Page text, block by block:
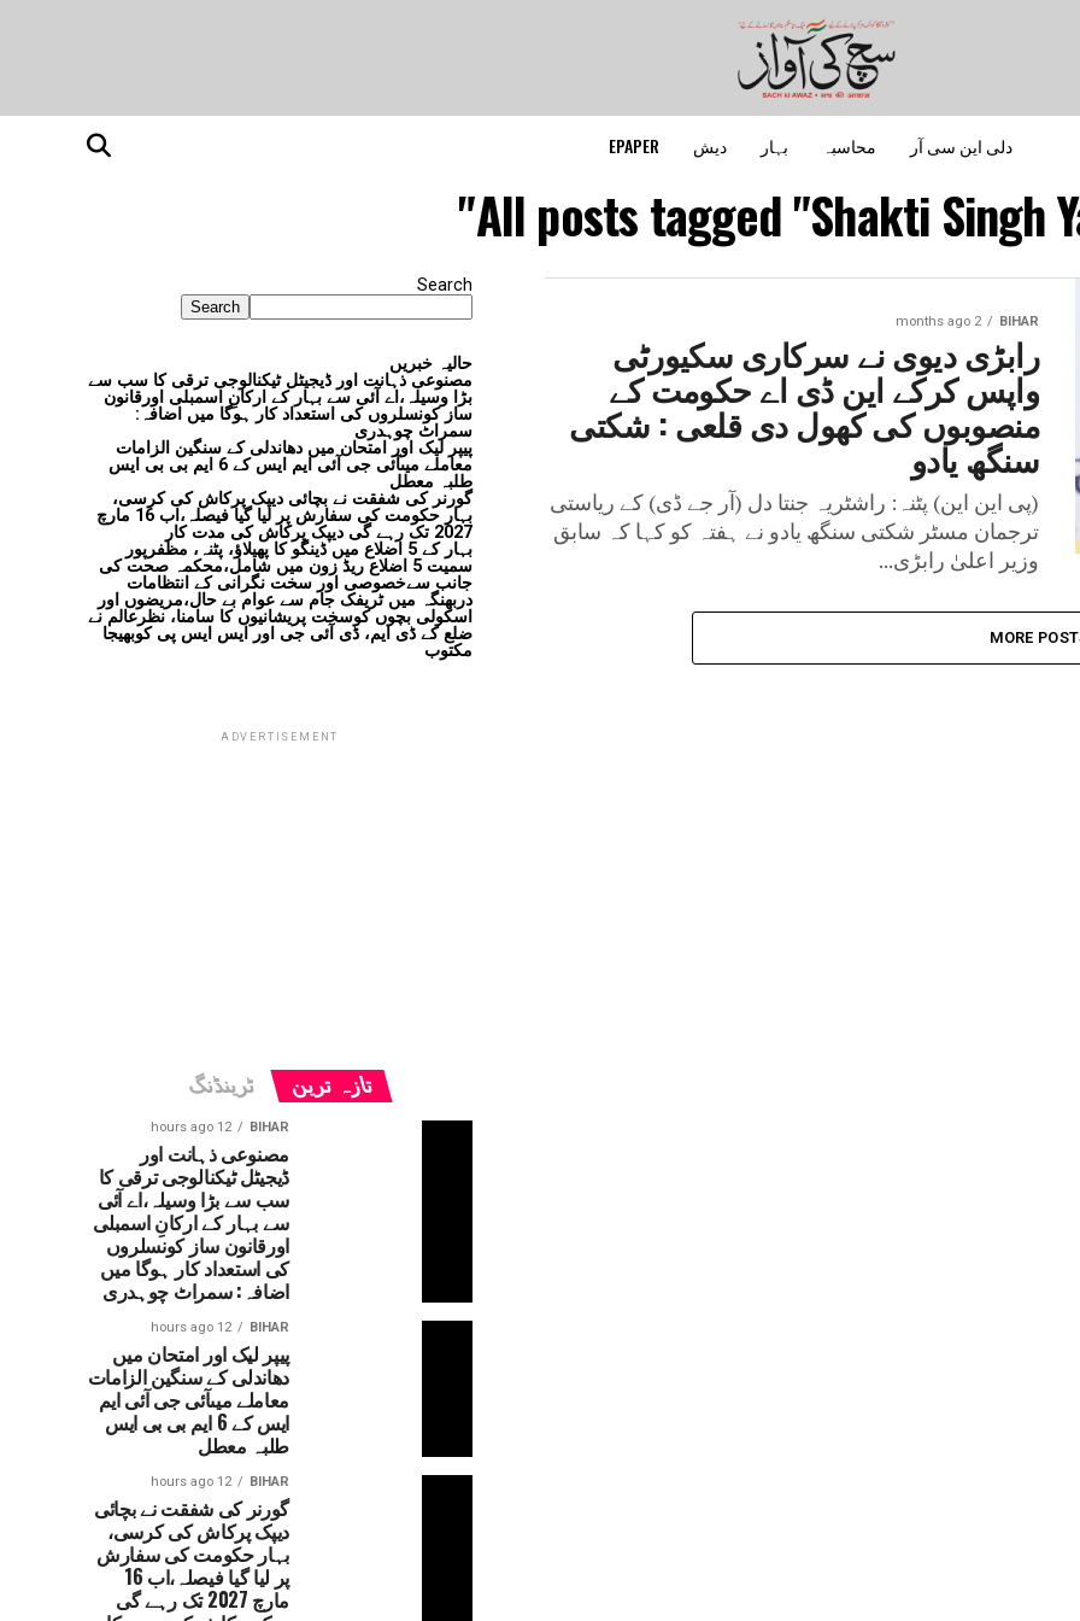
دلی این سی آر محاسبہ بہار دیش EPAPER
All posts tagged "Shakti Singh
BIHAR
2 months ago
رابڑی دیوی نے سرکاری سکیورٹی
واپس کرکے این ڈی اے حکومت کے
منصوبوں کی کھول دی قلعی : شکتی
سنگھ یادو
(پی این این) پٹنہ: راشٹریہ جنتا دل (آر جے ڈی) کے ریاستی
ترجمان مسٹر شکتی سنگھ یادو نے ہفتہ کو کہا کہ سابق
وزیر اعلیٰ رابڑی...
MORE
Search
Search
حالیہ خبریں
مصنوعی ذہانت اور ڈیجیٹل ٹیکنالوجی ترقی کا سب سے
بڑا وسیلہ،اے آئی سے بہار کے ارکانِ اسمبلی اورقانون
ساز کونسلروں کی استعداد کار ہوگا میں اضافہ:
سمراٹ چوہدری
پیپر لیک اور امتحان میں دھاندلی کے سنگین الزامات
معاملے میںآئی جی آئی ایم ایس کے 6 ایم بی بی ایس
طلبہ معطل
گورنر کی شفقت نے بچائی دیپک پرکاش کی کرسی،
بہار حکومت کی سفارش پر لیا گیا فیصلہ،اب 16 مارچ
2027 تک رہے گی دیپک پرکاش کی مدت کار
بہار کے 5 اضلاع میں ڈینگو کا پھیلاؤ، پٹنہ، مظفرپور
سمیت 5 اضلاع ریڈ زون میں شامل،محکمہ صحت کی
جانب سےخصوصی اور سخت نگرانی کے انتظامات
دربھنگہ میں ٹریفک جام سے عوام بے حال،مریضوں اور
اسکولی بچوں کوسخت پریشانیوں کا سامنا، نظرعالم نے
ضلع کے ڈی ایم، ڈی آئی جی اور ایس ایس پی کوبھیجا
مکتوب
ADVERTISEMENT
تازہ ترین ٹرینڈنگ
BIHAR
12 hours ago
مصنوعی ذہانت اور
ڈیجیٹل ٹیکنالوجی ترقی کا
سب سے بڑا وسیلہ،اے آئی
سے بہار کے ارکانِ اسمبلی
اورقانون ساز کونسلروں
کی استعداد کار ہوگا میں
اضافہ: سمراٹ چوہدری
BIHAR
12 hours ago
پیپر لیک اور امتحان میں
دھاندلی کے سنگین الزامات
معاملے میںآئی جی آئی ایم
ایس کے 6 ایم بی بی ایس
طلبہ معطل
BIHAR
12 hours ago
گورنر کی شفقت نے بچائی
دیپک پرکاش کی کرسی،
بہار حکومت کی سفارش
پر لیا گیا فیصلہ،اب 16
مارچ 2027 تک رہے گی